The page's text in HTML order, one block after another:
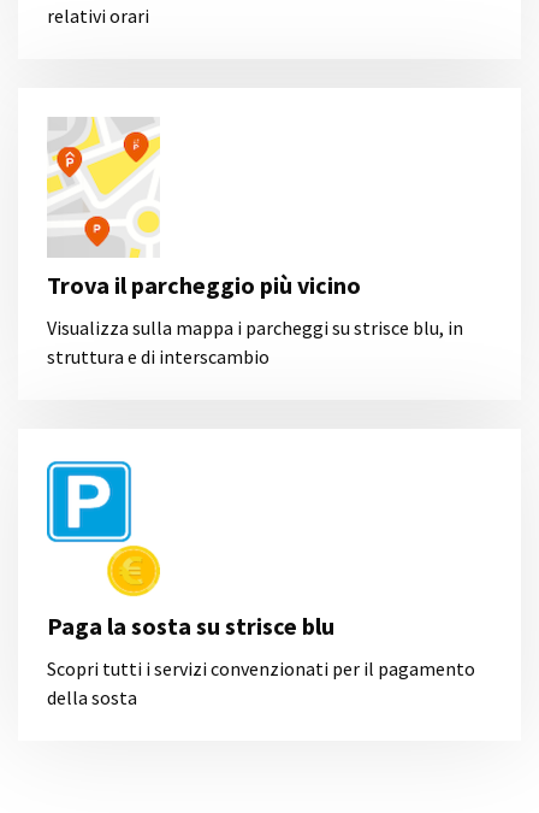
relativi orari
Trova il parcheggio più vicino
Visualizza sulla mappa i parcheggi su strisce blu, in
struttura e di interscambio
Paga la sosta su strisce blu
Scopri tutti i servizi convenzionati per il pagamento
della sosta